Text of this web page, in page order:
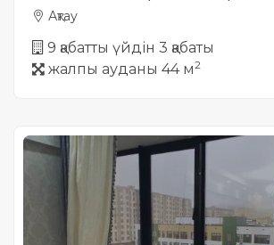
Ақтау
9 қабатты үйдін 3 қабаты
жалпы ауданы 44 м2